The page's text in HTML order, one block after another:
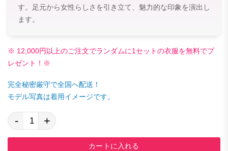
す。足元から女性らしさを引き立て、魅力的な印象を演出し
ます。
※ 12,000円以上のご注文でランダムに1セットの衣服を無料でプ
レゼント！※
完全秘密厳守で全国へ配送！
モデル写真は着用イメージです。
- +
カートに入れる